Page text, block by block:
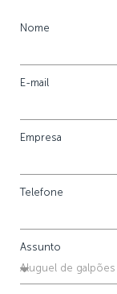
Nome
E-mail
Empresa
Telefone
Assunto